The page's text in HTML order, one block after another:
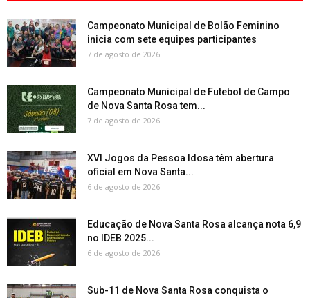
Campeonato Municipal de Bolão Feminino
inicia com sete equipes participantes
7 de agosto de 2026
Campeonato Municipal de Futebol de Campo
de Nova Santa Rosa tem...
7 de agosto de 2026
XVI Jogos da Pessoa Idosa têm abertura
oficial em Nova Santa...
6 de agosto de 2026
Educação de Nova Santa Rosa alcança nota 6,9
no IDEB 2025...
6 de agosto de 2026
Sub-11 de Nova Santa Rosa conquista o